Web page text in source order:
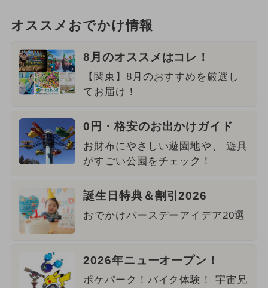
オススメおでかけ情報
8月のオススメはコレ！
【関東】8月のおすすめを厳選し
てお届け！
0円・格安のお出かけガイド
お財布にやさしい遊園地や、 遊具
がすごい公園をチェック！
誕生日特典＆割引2026
おでかけバースデーアイデア20選
2026年ニューオープン！
ポケパーク！バイク体験！ 宇宙兄